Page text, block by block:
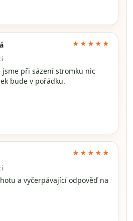
★★★★★
při sázení stromku nic
bude v pořádku.
★★★★★
a vyčerpávající odpověď na